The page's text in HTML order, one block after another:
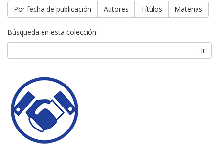
Por fecha de publicación Autores Títulos Materias
Búsqueda en esta colección:
Ir